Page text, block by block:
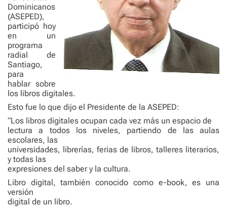
Dominicanos
(ASEPED),
participó hoy
en un
programa
radial de
Santiago,
para
hablar sobre
los libros digitales.
Esto fue lo que dijo el Presidente de la ASEPED:
“Los libros digitales ocupan cada vez más un espacio de
lectura a todos los niveles, partiendo de las aulas
escolares, las
universidades, librerías, ferias de libros, talleres literarios,
y todas las
expresiones del saber y la cultura.
Libro digital, también conocido como e-book, es una
versión
digital de un libro.